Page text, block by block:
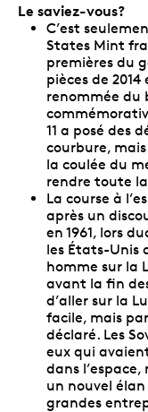
Le saviez-vous?
C’est
States Mint
premières du
pièces de
renommée du
11 a posé des
courbure,
la coulée du
rendre toute
La course à
après un
en 1961, lors
les États-Unis
homme sur la
avant la fin
d’aller sur la
facile, mais
déclaré. Les
eux qui
dans
un nouvel
grandes